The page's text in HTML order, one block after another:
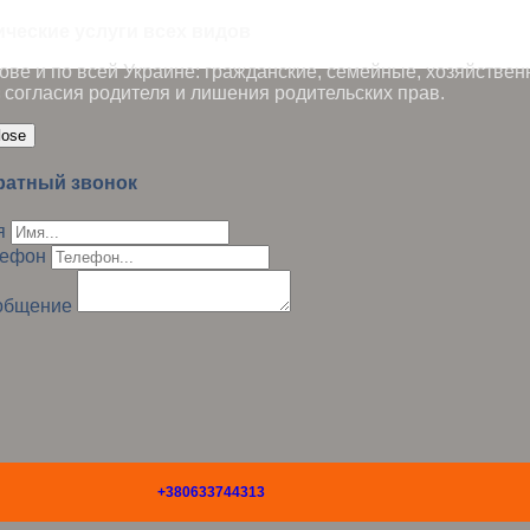
и по всей Украине: гражданские, семейные,
родителя и лишения родительских прав.
звонок
+380633744313